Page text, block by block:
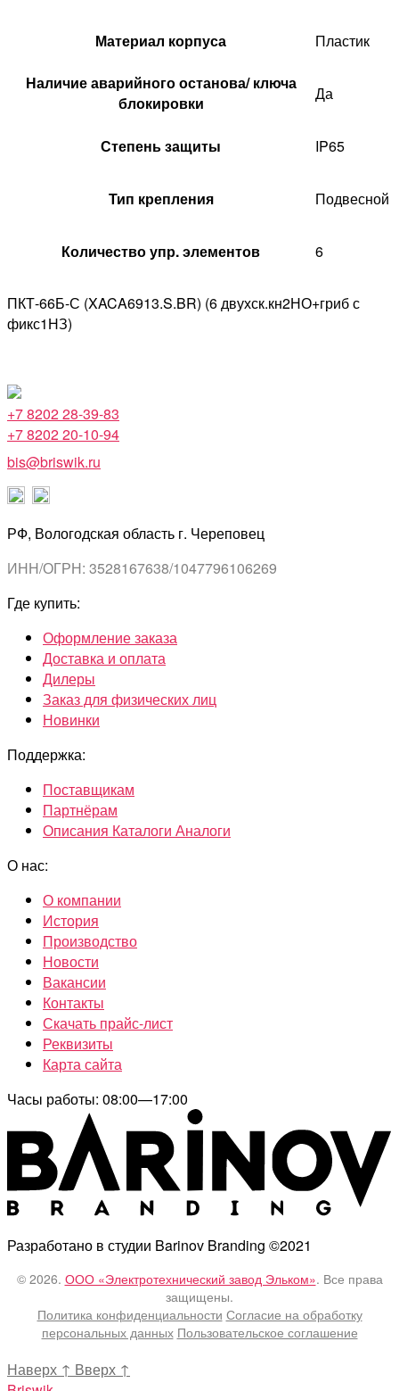
Материал корпуса Пластик
Наличие аварийного останова/ ключа
блокировки
Да
Степень защиты IP65
Тип крепления Подвесной
Количество упр. элементов 6
ПКТ-66Б-С (XACA6913.S.BR) (6 двухск.кн2НО+гриб с
фикс1НЗ)
+7 8202 28-39-83
+7 8202 20-10-94
bis@briswik.ru
РФ, Вологодская область г. Череповец
ИНН/ОГРН: 3528167638/1047796106269
Где купить:
Оформление заказа
Доставка и оплата
Дилеры
Заказ для физических лиц
Новинки
Поддержка:
Поставщикам
Партнёрам
Описания Каталоги Аналоги
О нас:
О компании
История
Производство
Новости
Вакансии
Контакты
Скачать прайс-лист
Реквизиты
Карта сайта
Часы работы: 08:00—17:00
Разработано в студии Barinov Branding ©2021
© 2026. ООО «Электротехнический завод Эльком». Все права
защищены.
Политика конфиденциальности Согласие на обработку
персональных данных Пользовательское соглашение
Наверх ↑ Вверх ↑